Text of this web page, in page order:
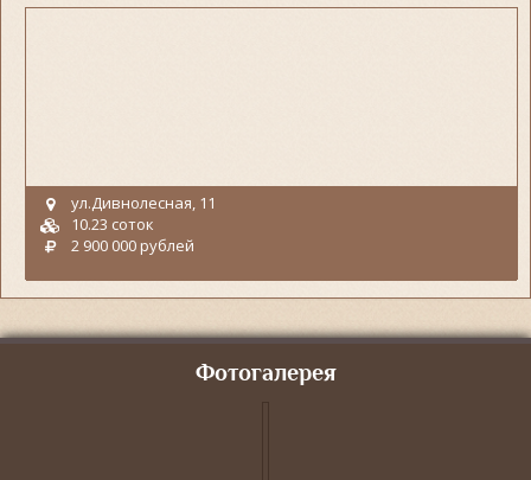
ул.Дивнолесная, 11
10.23 соток
2 900 000 рублей
Фотогалерея